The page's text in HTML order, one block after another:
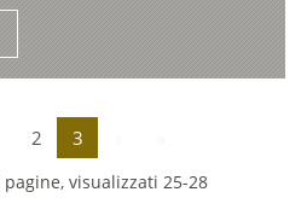
2 3
visualizzati 25-28